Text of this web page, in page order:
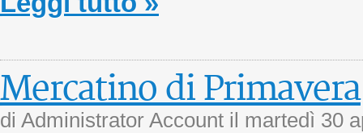
Mercatino di Primavera
di Administrator Account il martedì 30